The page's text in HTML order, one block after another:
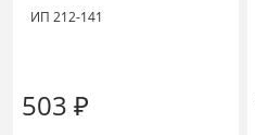
ИП 212-141
503 ₽